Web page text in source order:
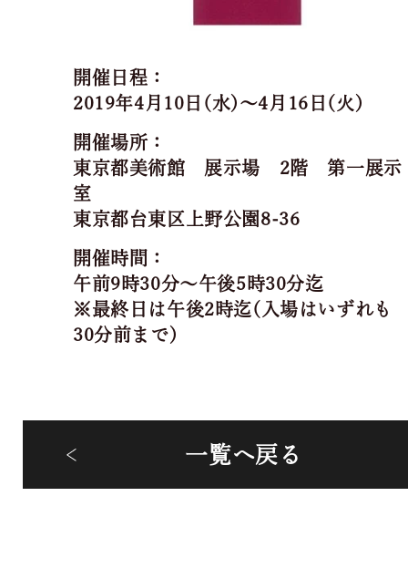
開催日程：
2019年4月10日(水)～4月16日(火)
開催場所：
東京都美術館 展示場 2階 第一展示
室
東京都台東区上野公園8-36
開催時間：
午前9時30分～午後5時30分迄
※最終日は午後2時迄(入場はいずれも
30分前まで)
一覧へ戻る